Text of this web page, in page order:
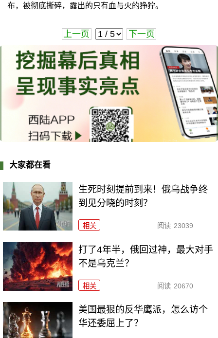
布，被彻底撕碎，露出的只有血与火的狰狞。
上一页 下一页
大家都在看
生死时刻提前到来！俄乌战争终
到见分晓的时刻？
相关 阅读 23039
打了4年半，俄回过神，最大对手
不是乌克兰？
相关 阅读 20670
美国最狠的反华鹰派，怎么访个
华还委屈上了？